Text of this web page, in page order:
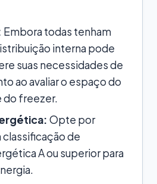
Embora todas tenham
interna pode
suas necessidades de
ao avaliar o espaço do
do freezer.
Opte por
de
A ou superior para